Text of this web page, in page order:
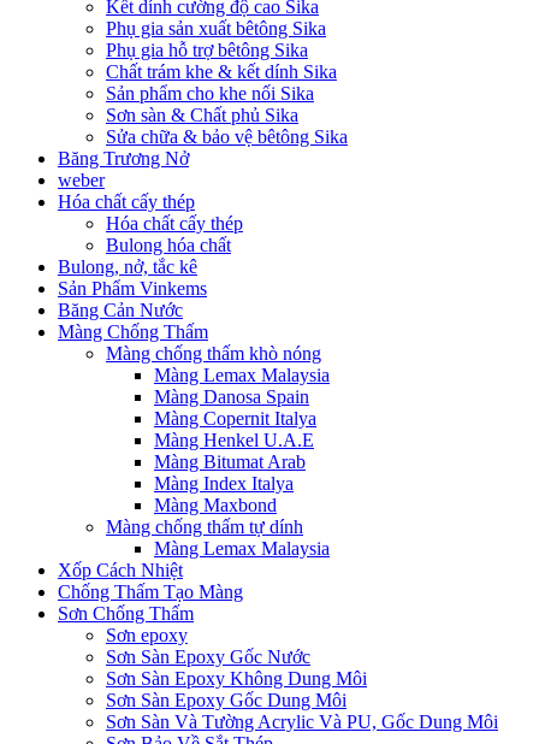
Kết dính cường độ cao Sika
Phụ gia sản xuất bêtông Sika
Phụ gia hỗ trợ bêtông Sika
Chất trám khe & kết dính Sika
Sản phẩm cho khe nối Sika
Sơn sàn & Chất phủ Sika
Sửa chữa & bảo vệ bêtông Sika
Băng Trương Nở
weber
Hóa chất cấy thép
Hóa chất cấy thép
Bulong hóa chất
Bulong, nở, tắc kê
Sản Phẩm Vinkems
Băng Cản Nước
Màng Chống Thấm
Màng chống thấm khò nóng
Màng Lemax Malaysia
Màng Danosa Spain
Màng Copernit Italya
Màng Henkel U.A.E
Màng Bitumat Arab
Màng Index Italya
Màng Maxbond
Màng chống thấm tự dính
Màng Lemax Malaysia
Xốp Cách Nhiệt
Chống Thấm Tạo Màng
Sơn Chống Thấm
Sơn epoxy
Sơn Sàn Epoxy Gốc Nước
Sơn Sàn Epoxy Không Dung Môi
Sơn Sàn Epoxy Gốc Dung Môi
Sơn Sàn Và Tường Acrylic Và PU, Gốc Dung Môi